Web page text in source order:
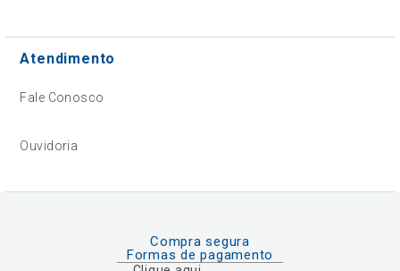
Atendimento
Fale Conosco
Ouvidoria
Compra segura
Formas de pagamento